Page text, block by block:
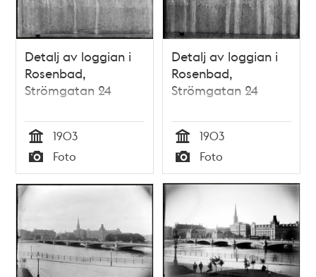
Detalj av loggian i
Rosenbad,
Strömgatan 24
Tid
1903
Typ
Foto
Detalj av loggian i
Rosenbad,
Strömgatan 24
Tid
1903
Typ
Foto